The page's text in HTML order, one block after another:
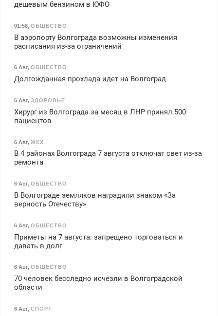
дешевым бензином в ЮФО
01:58, ОБЩЕСТВО
В аэропорту Волгограда возможны изменения
расписания из-за ограничений
6 Авг, ОБЩЕСТВО
Долгожданная прохлада идет на Волгоград
6 Авг, ЗДОРОВЬЕ
Хирург из Волгограда за месяц в ЛНР принял 500
пациентов
6 Авг, ЖКХ
В 4 районах Волгограда 7 августа отключат свет из-за
ремонта
6 Авг, ОБЩЕСТВО
В Волгограде земляков наградили знаком «За
верность Отечеству»
6 Авг, ОБЩЕСТВО
Приметы на 7 августа: запрещено торговаться и
давать в долг
6 Авг, ОБЩЕСТВО
70 человек бесследно исчезли в Волгоградской
области
6 Авг, СПОРТ